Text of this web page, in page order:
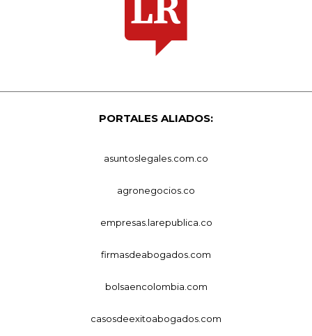
PORTALES ALIADOS:
asuntoslegales.com.co
agronegocios.co
empresas.larepublica.co
firmasdeabogados.com
bolsaencolombia.com
casosdeexitoabogados.com